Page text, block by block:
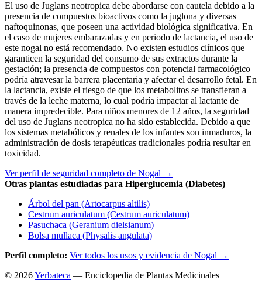
El uso de Juglans neotropica debe abordarse con cautela debido a la
presencia de compuestos bioactivos como la juglona y diversas
naftoquinonas, que poseen una actividad biológica significativa. En
el caso de mujeres embarazadas y en periodo de lactancia, el uso de
este nogal no está recomendado. No existen estudios clínicos que
garanticen la seguridad del consumo de sus extractos durante la
gestación; la presencia de compuestos con potencial farmacológico
podría atravesar la barrera placentaria y afectar el desarrollo fetal. En
la lactancia, existe el riesgo de que los metabolitos se transfieran a
través de la leche materna, lo cual podría impactar al lactante de
manera impredecible. Para niños menores de 12 años, la seguridad
del uso de Juglans neotropica no ha sido establecida. Debido a que
los sistemas metabólicos y renales de los infantes son inmaduros, la
administración de dosis terapéuticas tradicionales podría resultar en
toxicidad.
Ver perfil de seguridad completo de Nogal →
Otras plantas estudiadas para Hiperglucemia (Diabetes)
Árbol del pan (Artocarpus altilis)
Cestrum auriculatum (Cestrum auriculatum)
Pasuchaca (Geranium dielsianum)
Bolsa mullaca (Physalis angulata)
Perfil completo: Ver todos los usos y evidencia de Nogal →
© 2026Yerbateca — Enciclopedia de Plantas Medicinales